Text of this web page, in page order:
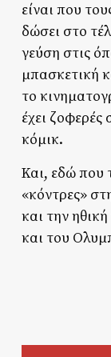
είναι που
δώσει στο
γεύση στις
μπασκετική
το
έχει
κόμικ.
Και, εδώ που
«κόντρες»
και την
και του